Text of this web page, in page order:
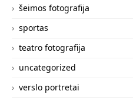
šeimos fotografija
sportas
teatro fotografija
uncategorized
verslo portretai